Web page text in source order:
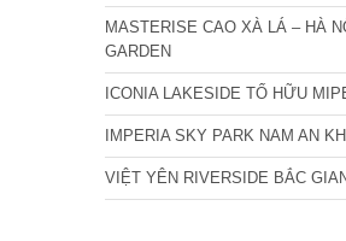
MASTERISE CAO XÀ LÁ – HÀ
GARDEN
ICONIA LAKESIDE TỐ HỮU
IMPERIA SKY PARK NAM AN
VIỆT YÊN RIVERSIDE BẮC